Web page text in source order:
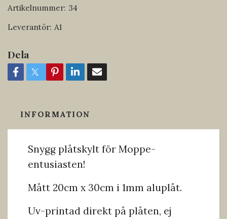
Artikelnummer: 34
Leverantör: A1
Dela
INFORMATION
Snygg plåtskylt för Moppe-
entusiasten!
Mått 20cm x 30cm i 1mm aluplåt.
Uv-printad direkt på plåten, ej